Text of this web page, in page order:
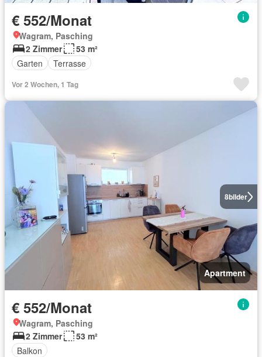
€ 552/Monat
Wagram, Pasching
2 Zimmer
53 m²
Garten
Terrasse
Vor 2 Wochen, 1 Tag
8bilder
Apartment
€ 552/Monat
Wagram, Pasching
2 Zimmer
53 m²
Balkon